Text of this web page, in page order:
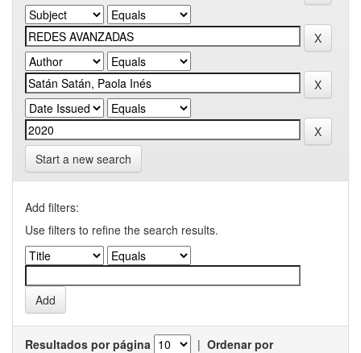
Start a new search
Add filters:
Use filters to refine the search results.
Resultados por página | Ordenar por